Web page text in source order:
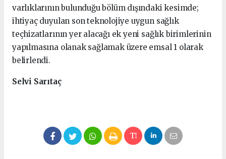
varlıklarının bulunduğu bölüm dışındaki kesimde;
ihtiyaç duyulan son teknolojiye uygun sağlık
teçhizatlarının yer alacağı ek yeni sağlık birimlerinin
yapılmasına olanak sağlamak üzere emsal 1 olarak
belirlendi.
Selvi Sarıtaç